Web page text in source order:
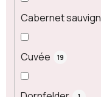
Cabernet
Cuvée 19